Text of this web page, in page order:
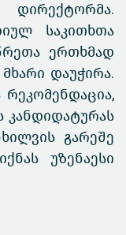
საკითხთა
ერთხმად
დაუჭირა.
რეკომენდაცია,
კანდიდატურას
გარეშე
უზენაესი